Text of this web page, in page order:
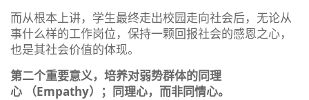
而从根本上讲，学生最终走出校园走向社会后，无论从
事什么样的工作岗位，保持一颗回报社会的感恩之心，
也是其社会价值的体现。
第二个重要意义，培养对弱势群体的同理
心 （Empathy）；同理心，而非同情心。